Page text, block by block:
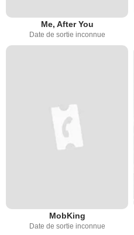
Me, After You
Date de sortie inconnue
MobKing
Date de sortie inconnue